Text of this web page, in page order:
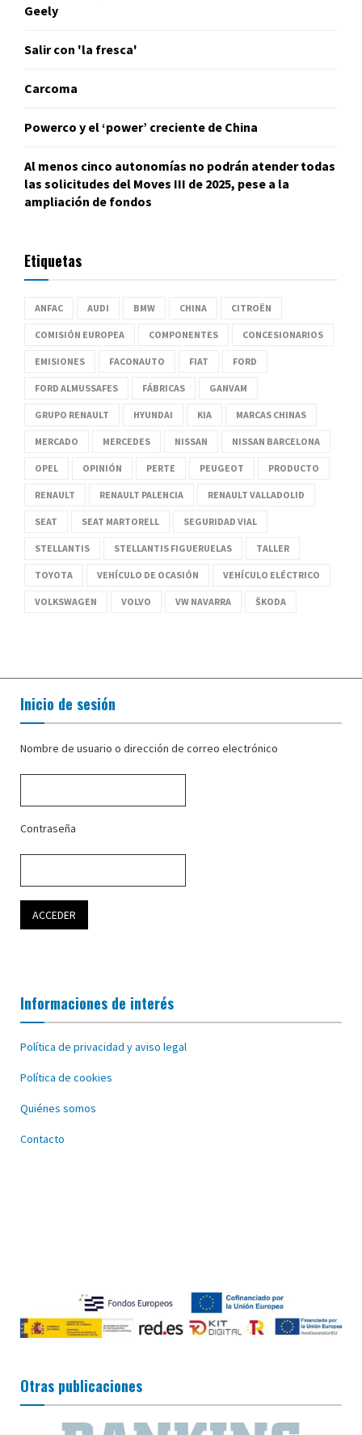
Geely
Salir con 'la fresca'
Carcoma
Powerco y el ‘power’ creciente de China
Al menos cinco autonomías no podrán atender todas
las solicitudes del Moves III de 2025, pese a la
ampliación de fondos
Etiquetas
ANFAC AUDI BMW CHINA CITROËN
COMISIÓN EUROPEA COMPONENTES CONCESIONARIOS
EMISIONES FACONAUTO FIAT FORD
FORD ALMUSSAFES FÁBRICAS GANVAM
GRUPO RENAULT HYUNDAI KIA MARCAS CHINAS
MERCADO MERCEDES NISSAN NISSAN BARCELONA
OPEL OPINIÓN PERTE PEUGEOT PRODUCTO
RENAULT RENAULT PALENCIA RENAULT VALLADOLID
SEAT SEAT MARTORELL SEGURIDAD VIAL
STELLANTIS STELLANTIS FIGUERUELAS TALLER
TOYOTA VEHÍCULO DE OCASIÓN VEHÍCULO ELÉCTRICO
VOLKSWAGEN VOLVO VW NAVARRA ŠKODA
Inicio de sesión
Nombre de usuario o dirección de correo electrónico
Contraseña
Informaciones de interés
Política de privacidad y aviso legal
Política de cookies
Quiénes somos
Contacto
Otras publicaciones